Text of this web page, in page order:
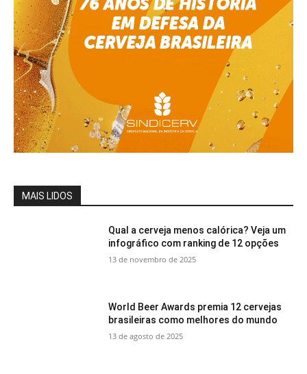
MAIS LIDOS
Qual a cerveja menos calórica? Veja um
infográfico com ranking de 12 opções
13 de novembro de 2025
World Beer Awards premia 12 cervejas
brasileiras como melhores do mundo
13 de agosto de 2025